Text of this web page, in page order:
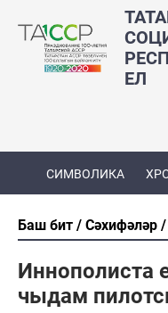
ЕЛ
СИМВОЛИКА
Баш бит Сәхифәләр
Иннополиста
чыдам